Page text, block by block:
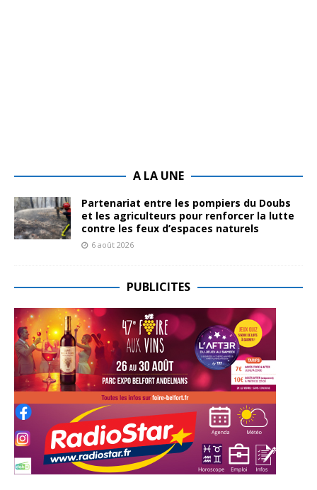
A LA UNE
Partenariat entre les pompiers du Doubs
et les agriculteurs pour renforcer la lutte
contre les feux d’espaces naturels
6 août 2026
PUBLICITES